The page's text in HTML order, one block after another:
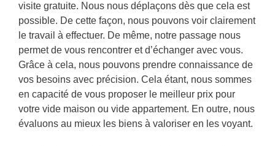
visite gratuite. Nous nous déplaçons dès que cela est
possible. De cette façon, nous pouvons voir clairement
le travail à effectuer. De même, notre passage nous
permet de vous rencontrer et d’échanger avec vous.
Grâce à cela, nous pouvons prendre connaissance de
vos besoins avec précision. Cela étant, nous sommes
en capacité de vous proposer le meilleur prix pour
votre vide maison ou vide appartement. En outre, nous
évaluons au mieux les biens à valoriser en les voyant.